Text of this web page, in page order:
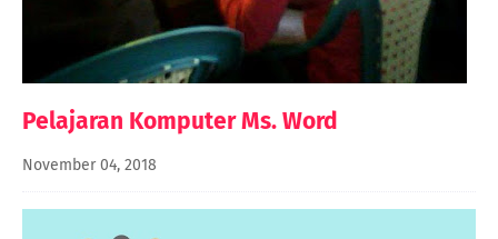
Pelajaran Komputer Ms. Word
November 04, 2018